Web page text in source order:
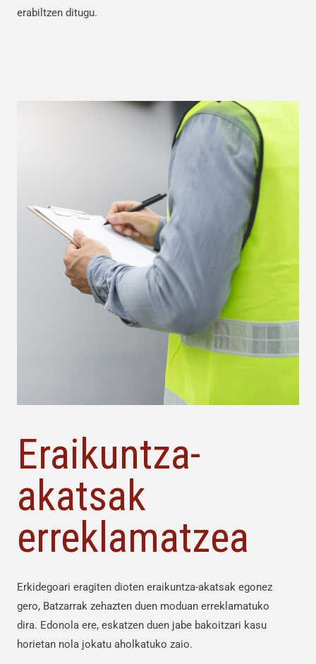
erabiltzen ditugu.
Eraikuntza-
akatsak
erreklamatzea
Erkidegoari eragiten dioten eraikuntza-akatsak egonez
gero, Batzarrak zehazten duen moduan erreklamatuko
dira. Edonola ere, eskatzen duen jabe bakoitzari kasu
horietan nola jokatu aholkatuko zaio.